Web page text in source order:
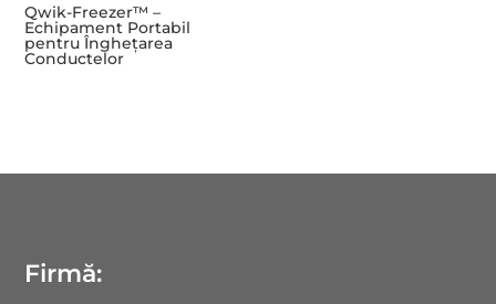
Qwik-Freezer™ –
Echipament Portabil
pentru Înghețarea
Conductelor
Firmă: